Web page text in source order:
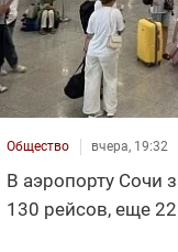
Общество вчера, 19:32
В аэропорту Сочи
130 рейсов, еще